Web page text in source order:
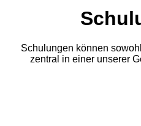
Schulungen können
zentral in einer unserer